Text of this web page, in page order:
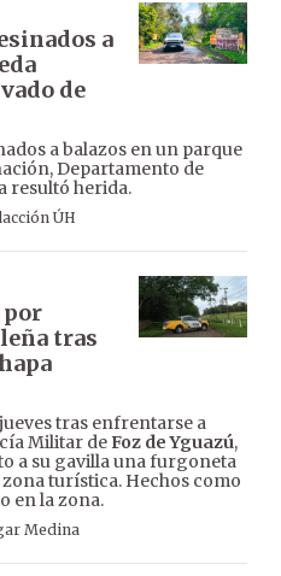
a
de
a balazos en un parque
Departamento de
resultó herida.
ÚH
por
tras
tras enfrentarse a
Militar deFoz de Yguazú,
a su gavilla una furgoneta
turística. Hechos como
en la zona.
Medina